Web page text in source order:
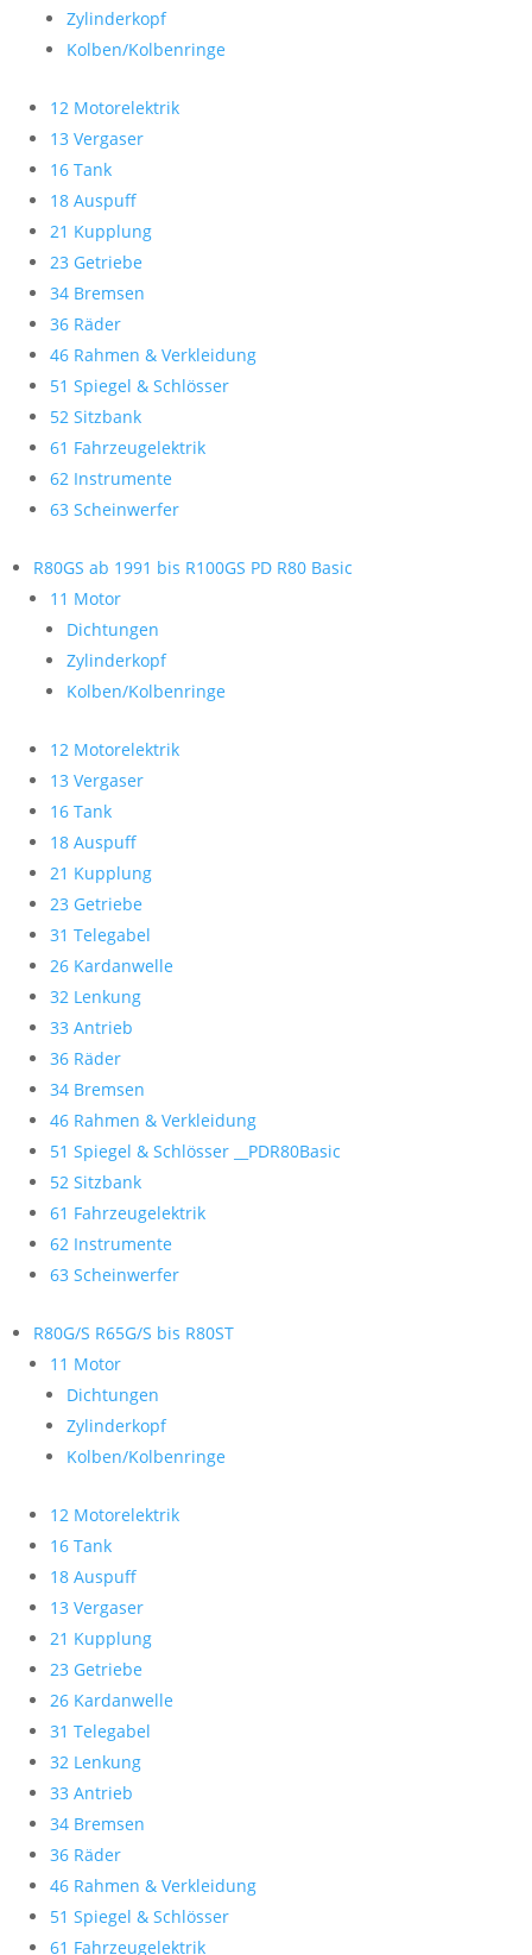
Zylinderkopf
Kolben/Kolbenringe
12 Motorelektrik
13 Vergaser
16 Tank
18 Auspuff
21 Kupplung
23 Getriebe
34 Bremsen
36 Räder
46 Rahmen & Verkleidung
51 Spiegel & Schlösser
52 Sitzbank
61 Fahrzeugelektrik
62 Instrumente
63 Scheinwerfer
R80GS ab 1991 bis R100GS PD R80 Basic
11 Motor
Dichtungen
Zylinderkopf
Kolben/Kolbenringe
12 Motorelektrik
13 Vergaser
16 Tank
18 Auspuff
21 Kupplung
23 Getriebe
31 Telegabel
26 Kardanwelle
32 Lenkung
33 Antrieb
36 Räder
34 Bremsen
46 Rahmen & Verkleidung
51 Spiegel & Schlösser __PDR80Basic
52 Sitzbank
61 Fahrzeugelektrik
62 Instrumente
63 Scheinwerfer
R80G/S R65G/S bis R80ST
11 Motor
Dichtungen
Zylinderkopf
Kolben/Kolbenringe
12 Motorelektrik
16 Tank
18 Auspuff
13 Vergaser
21 Kupplung
23 Getriebe
26 Kardanwelle
31 Telegabel
32 Lenkung
33 Antrieb
34 Bremsen
36 Räder
46 Rahmen & Verkleidung
51 Spiegel & Schlösser
61 Fahrzeugelektrik